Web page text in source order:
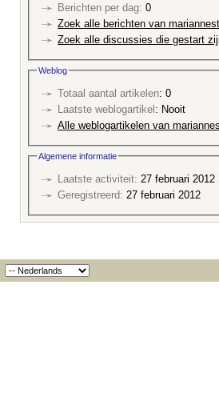
Berichten per dag: 0
Zoek alle berichten van
Zoek alle discussies die gestart
Weblog
Totaal aantal artikelen: 0
Laatste weblogartikel
: Nooit
Alle weblogartikelen van
Algemene informatie
Laatste activiteit: 27 februari 2012
Geregistreerd: 27 februari 2012